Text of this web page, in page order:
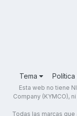
Tema
Esta web no tiene
Company (KYMCO),
Todas las marcas